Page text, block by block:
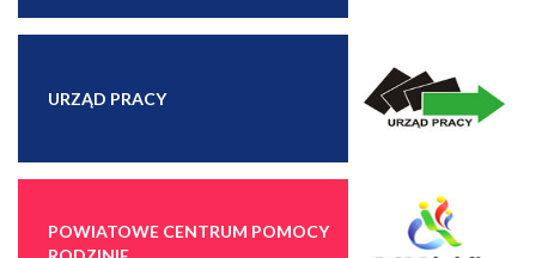
URZĄD PRACY
POWIATOWE CENTRUM POMOCY